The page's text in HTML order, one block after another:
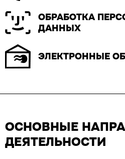
ОБРАБОТКА
ДАННЫХ
ЭЛЕКТРОННЫЕ
ОСНОВНЫЕ
ДЕЯТЕЛЬНОСТИ